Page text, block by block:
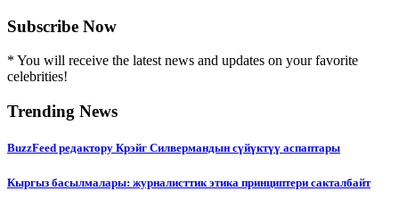
Subscribe Now
* You will receive the latest news and updates on your favorite
celebrities!
Trending News
BuzzFeed редактору Крэйг Силвермандын сүйүктүү аспаптары
Кыргыз басылмалары: журналисттик этика принциптери сакталбайт